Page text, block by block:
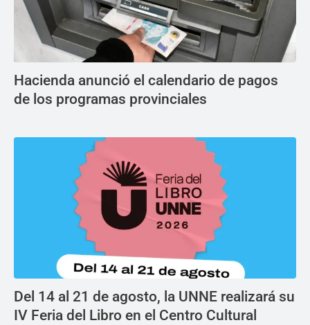
Hacienda anunció el calendario de pagos
de los programas provinciales
Del 14 al 21 de agosto, la UNNE realizará su
IV Feria del Libro en el Centro Cultural